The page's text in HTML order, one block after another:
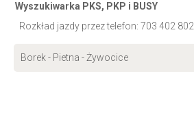
Wyszukiwarka PKS, PKP i BUSY
Rozkład jazdy przez telefon: 703 402 802
Borek - Pietna - Żywocice